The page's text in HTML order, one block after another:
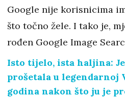
Google nije korisnicima
što točno žele. I tako je,
rođen Google Image
Isto tijelo, ista haljina:
prošetala u legendarnoj
godina nakon što ju je